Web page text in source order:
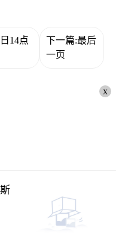
14点
下一篇:最后
一页
x